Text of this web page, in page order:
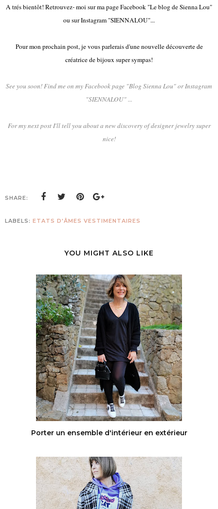
A trés bientôt! Retrouvez- moi sur ma page Facebook "Le blog de Sienna Lou"
ou sur Instagram "SIENNALOU"...
Pour mon prochain post, je vous parlerais d'une nouvelle découverte de
créatrice de bijoux super sympas!
See you soon!Find me on my Facebook page "Blog Sienna Lou" orInstagram
"SIENNALOU" ...
For my nextpost I'll tell you abouta new discoveryofdesigner jewelrysuper
nice!
SHARE:
LABELS: ETATS D'ÂMES VESTIMENTAIRES
YOU MIGHT ALSO LIKE
Porter un ensemble d'intérieur en extérieur